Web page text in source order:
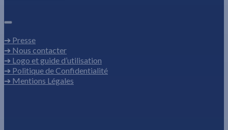
➔ Presse
➔ Nous contacter
➔ Logo et guide d’utilisation
➔ Politique de Confidentialité
➔ Mentions Légales